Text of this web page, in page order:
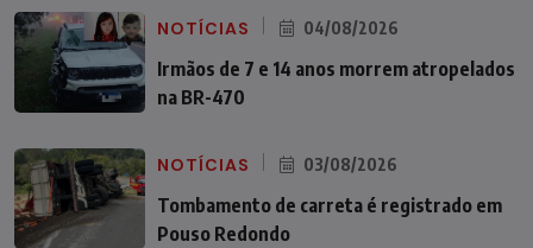
NOTÍCIAS 04/08/2026
Irmãos de 7 e 14 anos morrem atropelados
na BR-470
NOTÍCIAS 03/08/2026
Tombamento de carreta é registrado em
Pouso Redondo